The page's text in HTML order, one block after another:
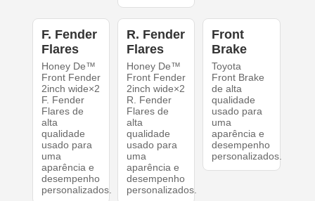
F. Fender
Flares
Honey De™
Front Fender
2inch wide×2
F. Fender
Flares de
alta
qualidade
usado para
uma
aparência e
desempenho
personalizados.
R. Fender
Flares
Honey De™
Front Fender
2inch wide×2
R. Fender
Flares de
alta
qualidade
usado para
uma
aparência e
desempenho
personalizados.
Front
Brake
Toyota
Front Brake
de alta
qualidade
usado para
uma
aparência e
desempenho
personalizados.